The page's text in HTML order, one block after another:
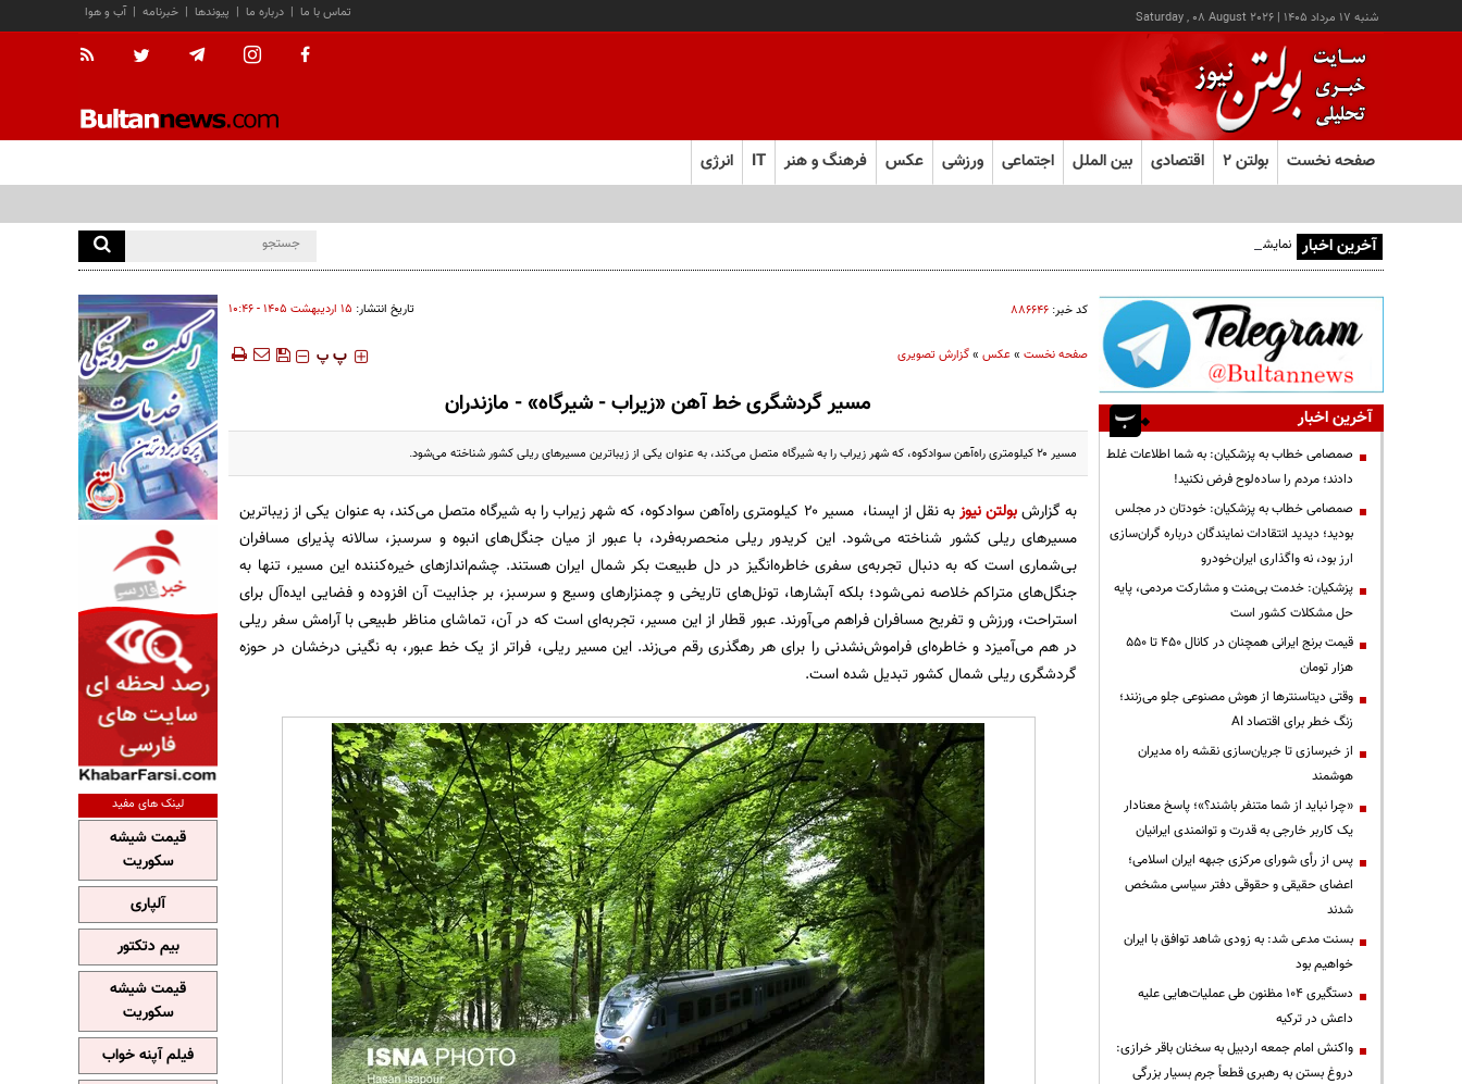
شنبه ۱۷ مرداد ۱۴۰۵ |
Saturday , 08 August 2026 آب و هوا | خبرنامه | پیوندها | درباره ما | تماس با ما
صفحه نخست بولتن ۲ اقتصادی بین الملل اجتماعی ورزشی عکس فرهنگ و هنر IT انرژی
آخرین اخبار نمایشگاه صنایع‌دستی «از ریشه تا امروز» - کرج
کد خبر: ۸۸۶۶۴۶ تاریخ انتشار: ۱۵ ارديبهشت ۱۴۰۵ - ۱۰:۴۶
صفحه نخست»عکس»گزارش تصویری ‍‍‍ پ پ
مسیر گردشگری خط آهن «زیراب - شیرگاه» - مازندران
مسیر ۲۰ کیلومتری راه‌آهن سوادکوه، که شهر زیراب را به شیرگاه متصل می‌کند، به عنوان یکی از زیباترین مسیرهای ریلی کشور شناخته می‌شود.
به گزارشبولتن نیوز
به نقل از ایسنا، مسیر ۲۰ کیلومتری راه‌آهن سوادکوه، که شهر زیراب را به شیرگاه متصل می‌کند، به عنوان یکی از زیباترین
مسیرهای ریلی کشور شناخته می‌شود. این کریدور ریلی منحصربه‌فرد، با عبور از میان جنگل‌های انبوه و سرسبز، سالانه پذیرای مسافران
بی‌شماری است که به دنبال تجربه‌ی سفری خاطره‌انگیز در دل طبیعت بکر شمال ایران هستند. چشم‌اندازهای خیره‌کننده این مسیر، تنها به
جنگل‌های متراکم خلاصه نمی‌شود؛ بلکه آبشارها، تونل‌های تاریخی و چمنزارهای وسیع و سرسبز، بر جذابیت آن افزوده و فضایی ایده‌آل برای
استراحت، ورزش و تفریح مسافران فراهم می‌آورند. عبور قطار از این مسیر، تجربه‌ای است که در آن، تماشای مناظر طبیعی با آرامش سفر ریلی
در هم می‌آمیزد و خاطره‌ای فراموش‌نشدنی را برای هر رهگذری رقم می‌زند. این مسیر ریلی، فراتر از یک خط عبور، به نگینی درخشان در حوزه
گردشگری ریلی شمال کشور تبدیل شده است.
آخرین اخبار
صمصامی خطاب به پزشکیان: به شما اطلاعات غلط
دادند؛ مردم را ساده‌لوح فرض نکنید!
صمصامی خطاب به پزشکیان: خودتان در مجلس
بودید؛ دیدید انتقادات نمایندگان درباره گران‌سازی
ارز بود، نه واگذاری ایران‌خودرو
پزشکیان: خدمت بی‌منت و مشارکت مردمی، پایه
حل مشکلات کشور است
قیمت‌ برنج ایرانی همچنان در کانال ۴۵۰ تا ۵۵۰
هزار تومان
وقتی دیتاسنترها از هوش مصنوعی جلو می‌زنند؛
زنگ خطر برای اقتصاد AI
از خبرسازی تا جریان‌سازی نقشه راه مدیران
هوشمند
«چرا نباید از شما متنفر باشند؟»؛ پاسخ معنادار
یک کاربر خارجی به قدرت و توانمندی ایرانیان
پس از رأی شورای مرکزی جبهه ایران اسلامی؛
اعضای حقیقی و حقوقی دفتر سیاسی مشخص
شدند
بسنت مدعی شد: به زودی شاهد توافق با ایران
خواهیم بود
دستگیری ۱۰۴ مظنون طی عملیات‌هایی علیه
داعش در ترکیه
واکنش امام جمعه اردبیل به سخنان باقر خرازی:
دروغ بستن به رهبری قطعاً جرم بسیار بزرگی
لینک های مفید
قیمت شیشه
سکوریت
آلپاری
بیم دتکتور
قیمت شیشه
سکوریت
فیلم آپنه خواب